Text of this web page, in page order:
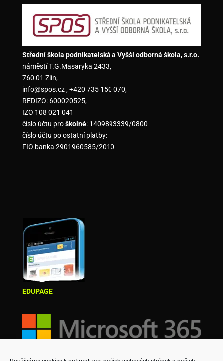
Střední škola podnikatelská a Vyšší odborná škola, s.r.o.
náměstí T.G.Masaryka 2433,
760 01 Zlín,
info@spos.cz , +420 735 150 070,
REDIZO: 600020525,
IZO 108 021 041
číslo účtu proškolné: 1409893339/0800
číslo účtu po ostatní platby:
FIO banka 2901960585/2010
EDUPAGE